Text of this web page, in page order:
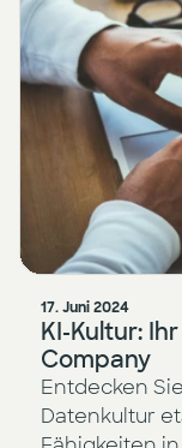
17. Juni 2024
KI-Kultur:
Company
Entdecken
Datenkultur